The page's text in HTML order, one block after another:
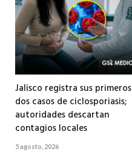
Jalisco registra sus primeros
dos casos de ciclosporiasis;
autoridades descartan
contagios locales
5 agosto, 2026